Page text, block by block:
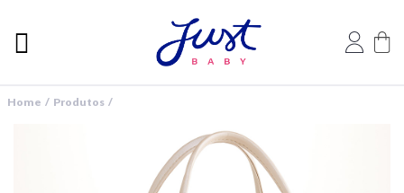
Home / Produtos /